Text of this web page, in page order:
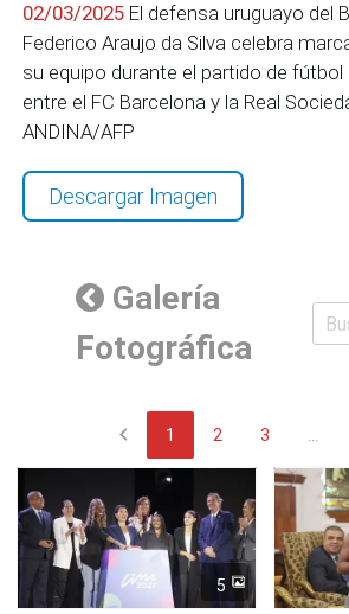
02/03/2025 El defensa uruguayo del
Federico Araujo da Silva celebra
su equipo durante el partido de fútbol
entre el FC Barcelona y la Real
ANDINA/AFP
Descargar Imagen
Galería
Fotográfica
chevron_left 1 2 3
5